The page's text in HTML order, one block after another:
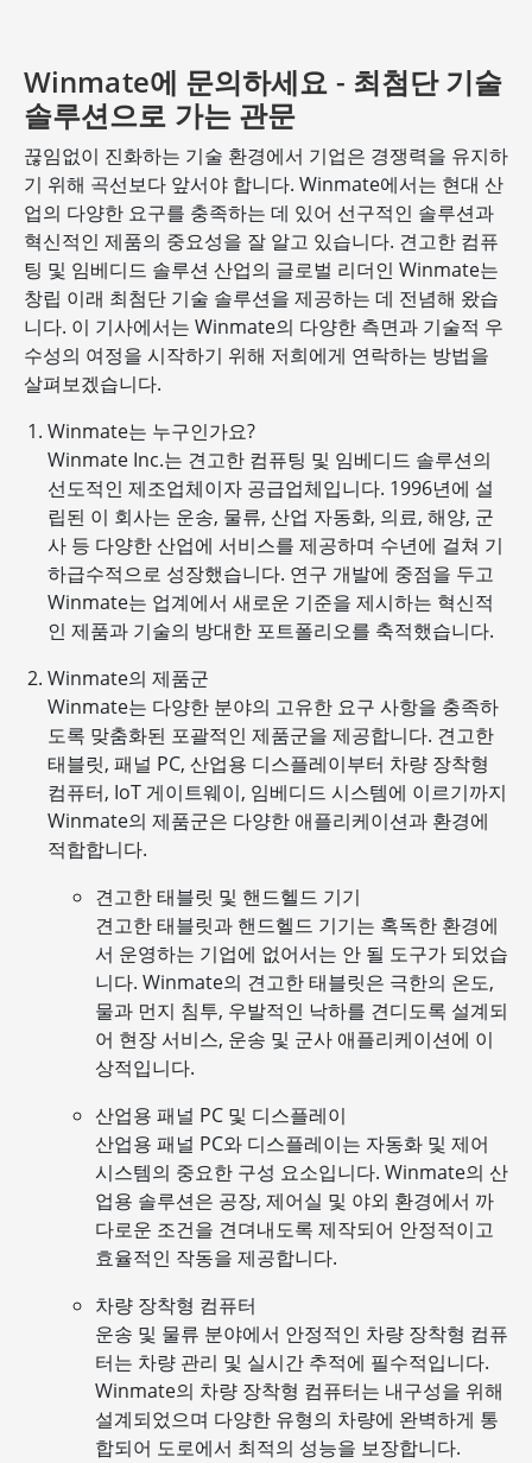
Winmate에 문의하세요 - 최첨단 기술
솔루션으로 가는 관문
끊임없이 진화하는 기술 환경에서 기업은 경쟁력을 유지하
기 위해 곡선보다 앞서야 합니다. Winmate에서는 현대 산
업의 다양한 요구를 충족하는 데 있어 선구적인 솔루션과
혁신적인 제품의 중요성을 잘 알고 있습니다. 견고한 컴퓨
팅 및 임베디드 솔루션 산업의 글로벌 리더인 Winmate는
창립 이래 최첨단 기술 솔루션을 제공하는 데 전념해 왔습
니다. 이 기사에서는 Winmate의 다양한 측면과 기술적 우
수성의 여정을 시작하기 위해 저희에게 연락하는 방법을
살펴보겠습니다.
Winmate는 누구인가요?
Winmate Inc.는 견고한 컴퓨팅 및 임베디드 솔루션의
선도적인 제조업체이자 공급업체입니다. 1996년에 설
립된 이 회사는 운송, 물류, 산업 자동화, 의료, 해양, 군
사 등 다양한 산업에 서비스를 제공하며 수년에 걸쳐 기
하급수적으로 성장했습니다. 연구 개발에 중점을 두고
Winmate는 업계에서 새로운 기준을 제시하는 혁신적
인 제품과 기술의 방대한 포트폴리오를 축적했습니다.
Winmate의 제품군
Winmate는 다양한 분야의 고유한 요구 사항을 충족하
도록 맞춤화된 포괄적인 제품군을 제공합니다. 견고한
태블릿, 패널 PC, 산업용 디스플레이부터 차량 장착형
컴퓨터, IoT 게이트웨이, 임베디드 시스템에 이르기까지
Winmate의 제품군은 다양한 애플리케이션과 환경에
적합합니다.
견고한 태블릿 및 핸드헬드 기기
견고한 태블릿과 핸드헬드 기기는 혹독한 환경에
서 운영하는 기업에 없어서는 안 될 도구가 되었습
니다. Winmate의 견고한 태블릿은 극한의 온도,
물과 먼지 침투, 우발적인 낙하를 견디도록 설계되
어 현장 서비스, 운송 및 군사 애플리케이션에 이
상적입니다.
산업용 패널 PC 및 디스플레이
산업용 패널 PC와 디스플레이는 자동화 및 제어
시스템의 중요한 구성 요소입니다. Winmate의 산
업용 솔루션은 공장, 제어실 및 야외 환경에서 까
다로운 조건을 견뎌내도록 제작되어 안정적이고
효율적인 작동을 제공합니다.
차량 장착형 컴퓨터
운송 및 물류 분야에서 안정적인 차량 장착형 컴퓨
터는 차량 관리 및 실시간 추적에 필수적입니다.
Winmate의 차량 장착형 컴퓨터는 내구성을 위해
설계되었으며 다양한 유형의 차량에 완벽하게 통
합되어 도로에서 최적의 성능을 보장합니다.